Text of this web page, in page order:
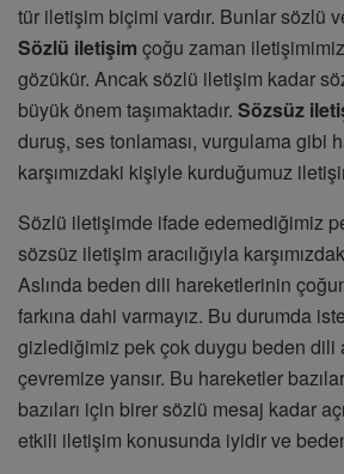
tür iletişim biçimi vardır. Bunlar sözlü
Sözlü iletişim çoğu zaman
gözükür. Ancak sözlü iletişim kadar
büyük önem taşımaktadır. Sözsüz
duruş, ses tonlaması, vurgulama gibi
karşımızdaki kişiyle kurduğumuz
Sözlü iletişimde ifade edemediğimiz
sözsüz iletişim aracılığıyla
Aslında beden dili hareketlerinin
farkına dahi varmayız. Bu durumda
gizlediğimiz pek çok duygu beden dili
çevremize yansır. Bu hareketler
bazıları için birer sözlü mesaj kadar
etkili iletişim konusunda iyidir ve